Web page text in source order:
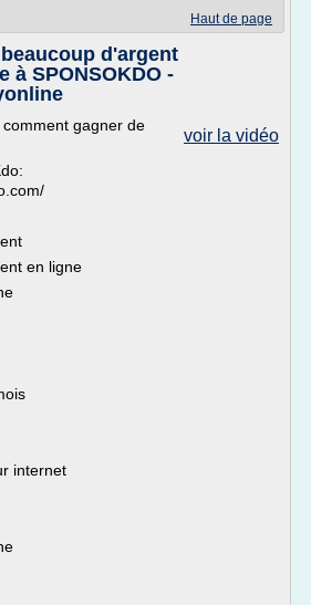
Haut de page
d'argent
à SPONSOKDO -
voir la vidéo
gagner de
en ligne
internet